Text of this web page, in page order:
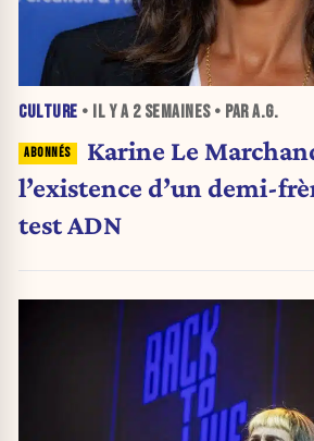
CULTURE • IL Y A 2 SEMAINES• PAR A.G.
Karine Le
l’existence d’un demi-
test ADN